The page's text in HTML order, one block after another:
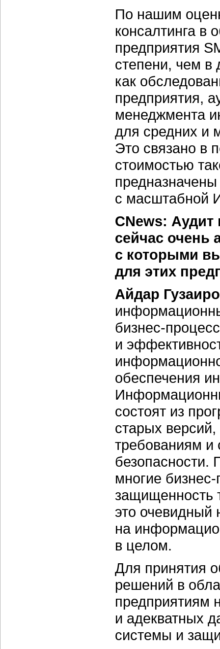
По нашим
консалтинга в
предприятия
степени, чем в
как
предприятия,
менеджмента
для средних и
Это связано в
стоимостью
с масштабной
CNews:
сейчас очень
с которыми
для этих
Айдар
бизнес-
и
обеспечения
состоят из
старых
требованиям
безопасности.
многие
защищенность
это очевидный
на
в целом.
Для принятия
решений в
предприятиям
и адекватных
системы и